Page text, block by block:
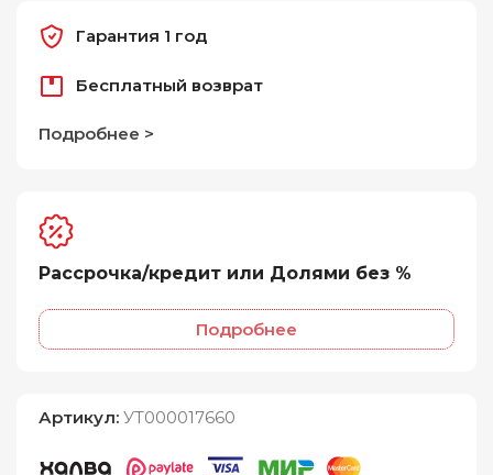
Гарантия 1 год
Бесплатный возврат
Подробнее >
Рассрочка/кредит или Долями без %
Подробнее
Артикул:УТ000017660